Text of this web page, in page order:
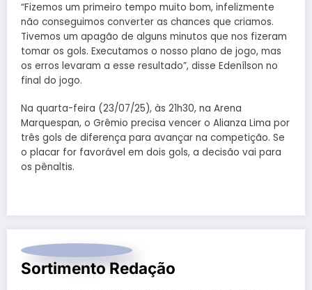
“Fizemos um primeiro tempo muito bom, infelizmente
não conseguimos converter as chances que criamos.
Tivemos um apagão de alguns minutos que nos fizeram
tomar os gols. Executamos o nosso plano de jogo, mas
os erros levaram a esse resultado”, disse Edenílson no
final do jogo.
Na quarta-feira (23/07/25), às 21h30, na Arena
Marquespan, o Grêmio precisa vencer o Alianza Lima por
três gols de diferença para avançar na competição. Se
o placar for favorável em dois gols, a decisão vai para
os pênaltis.
Sortimento Redação